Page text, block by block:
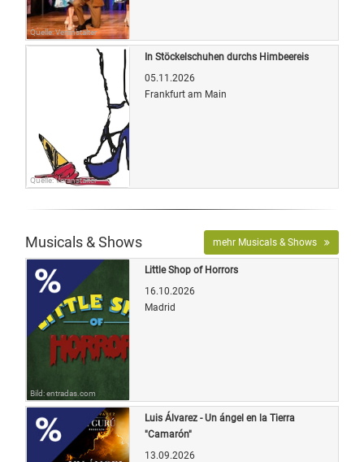
Quelle: Veranstalter
Quelle: Veranstalter
In Stöckelschuhen durchs Himbeereis
05.11.2026
Frankfurt am Main
Musicals & Shows mehr Musicals & Shows
Bild: entradas.com
Little Shop of Horrors
16.10.2026
Madrid
Luis Álvarez - Un ángel en la Tierra
"Camarón"
13.09.2026